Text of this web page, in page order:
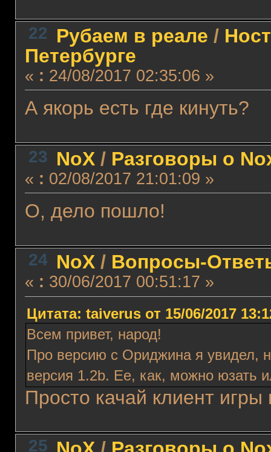
22 Рубаем в реале /
Петербурге
« : 24/08/2017 02:35:06 »
А якорь есть где кинуть?
23 NoX/ Разговоры о
« : 02/08/2017 21:01:09 »
О, дело пошло!
24 NoX/ Вопросы-
« : 30/06/2017 00:51:17 »
Цитата: taiverus от 15/06/2017
Всем привет, народ!
Про версию с Ориджина я увидел,
версия 1.2b. Ее, как, можно юзать
Просто качай клиент
25